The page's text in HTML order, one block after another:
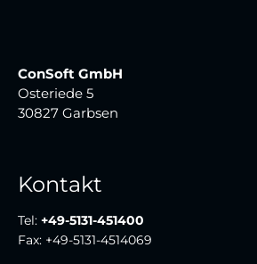
ConSoft GmbH
Osteriede 5
30827 Garbsen
Kontakt
Tel: +49-5131-451400
Fax: +49-5131-4514069